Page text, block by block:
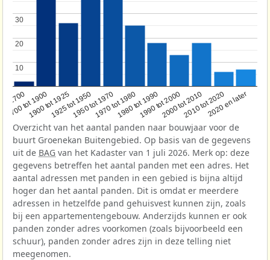
1700
1700 tot 1900
1900 tot 19251925 tot 19501950 tot 19701970 tot 19801980 tot 19901990 tot 20002000 tot 20102010 tot 20202020 en later
10
10
20
20
30
30
Overzicht van het aantal panden naar bouwjaar voor de
buurt Groenekan Buitengebied. Op basis van de gegevens
uit de BAG van het Kadaster van 1 juli 2026. Merk op: deze
gegevens betreffen het aantal panden met een adres. Het
aantal adressen met panden in een gebied is bijna altijd
hoger dan het aantal panden. Dit is omdat er meerdere
adressen in hetzelfde pand gehuisvest kunnen zijn, zoals
bij een appartementengebouw. Anderzijds kunnen er ook
panden zonder adres voorkomen (zoals bijvoorbeeld een
schuur), panden zonder adres zijn in deze telling niet
meegenomen.